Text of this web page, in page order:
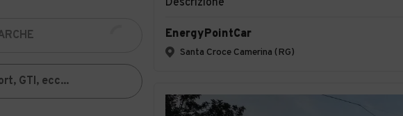
EnergyPointCar
Santa Croce Camerina (RG)